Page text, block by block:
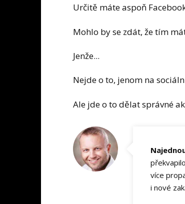
Určitě máte aspoň
Mohlo by se zdát, že tím
Jenže...
Nejde o to, jenom na
Ale jde o to dělat správné
více
i nové